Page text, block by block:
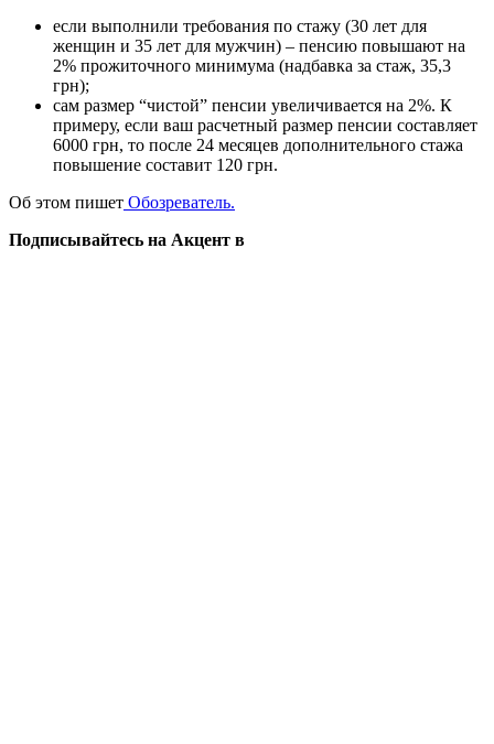
если выполнили требования по стажу (30 лет для
женщин и 35 лет для мужчин) – пенсию повышают на
2% прожиточного минимума (надбавка за стаж, 35,3
грн);
сам размер “чистой” пенсии увеличивается на 2%. К
примеру, если ваш расчетный размер пенсии составляет
6000 грн, то после 24 месяцев дополнительного стажа
повышение составит 120 грн.
Об этом пишет Обозреватель.
Подписывайтесь на Акцент в